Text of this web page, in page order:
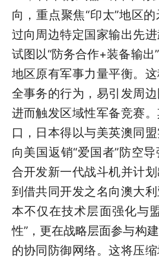
向，重点聚焦“印太”地区
过向周边特定国家输出先
试图以“防务合作+装备输出
地区原有军事力量平衡。
全事务的行为，易引发周边
进而触发区域性军备竞赛
口，日本得以与美英澳同
向美国返销“爱国者”防空
合开发新一代战斗机并计
到借共同开发之名向澳大
本不仅在技术层面强化与
性”，更在战略层面参与构
的协同防御网络。这将压